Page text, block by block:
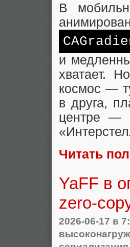
В
и
хватает.
космос —
в друга,
центре —
Читать
YaFF в
2026-06-17 в